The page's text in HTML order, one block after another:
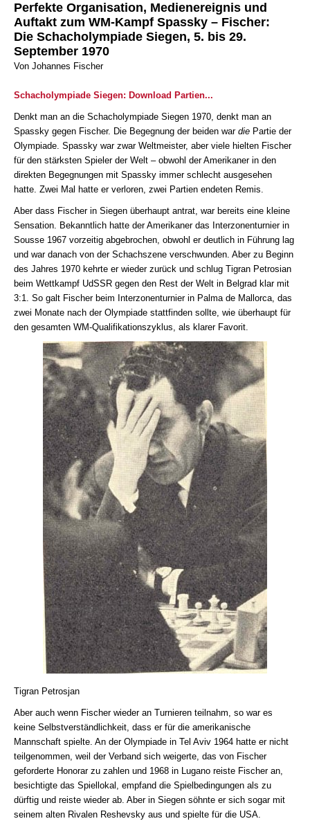
Perfekte Organisation, Medienereignis und
Auftakt zum WM-Kampf Spassky – Fischer:
Die Schacholympiade Siegen, 5. bis 29.
September 1970
Von Johannes Fischer
Schacholympiade Siegen: Download Partien...
Denkt man an die Schacholympiade Siegen 1970, denkt man an
Spassky gegen Fischer. Die Begegnung der beiden war die Partie der
Olympiade. Spassky war zwar Weltmeister, aber viele hielten Fischer
für den stärksten Spieler der Welt – obwohl der Amerikaner in den
direkten Begegnungen mit Spassky immer schlecht ausgesehen
hatte. Zwei Mal hatte er verloren, zwei Partien endeten Remis.
Aber dass Fischer in Siegen überhaupt antrat, war bereits eine kleine
Sensation. Bekanntlich hatte der Amerikaner das Interzonenturnier in
Sousse 1967 vorzeitig abgebrochen, obwohl er deutlich in Führung lag
und war danach von der Schachszene verschwunden. Aber zu Beginn
des Jahres 1970 kehrte er wieder zurück und schlug Tigran Petrosian
beim Wettkampf UdSSR gegen den Rest der Welt in Belgrad klar mit
3:1. So galt Fischer beim Interzonenturnier in Palma de Mallorca, das
zwei Monate nach der Olympiade stattfinden sollte, wie überhaupt für
den gesamten WM-Qualifikationszyklus, als klarer Favorit.
Tigran Petrosjan
Aber auch wenn Fischer wieder an Turnieren teilnahm, so war es
keine Selbstverständlichkeit, dass er für die amerikanische
Mannschaft spielte. An der Olympiade in Tel Aviv 1964 hatte er nicht
teilgenommen, weil der Verband sich weigerte, das von Fischer
geforderte Honorar zu zahlen und 1968 in Lugano reiste Fischer an,
besichtigte das Spiellokal, empfand die Spielbedingungen als zu
dürftig und reiste wieder ab. Aber in Siegen söhnte er sich sogar mit
seinem alten Rivalen Reshevsky aus und spielte für die USA.